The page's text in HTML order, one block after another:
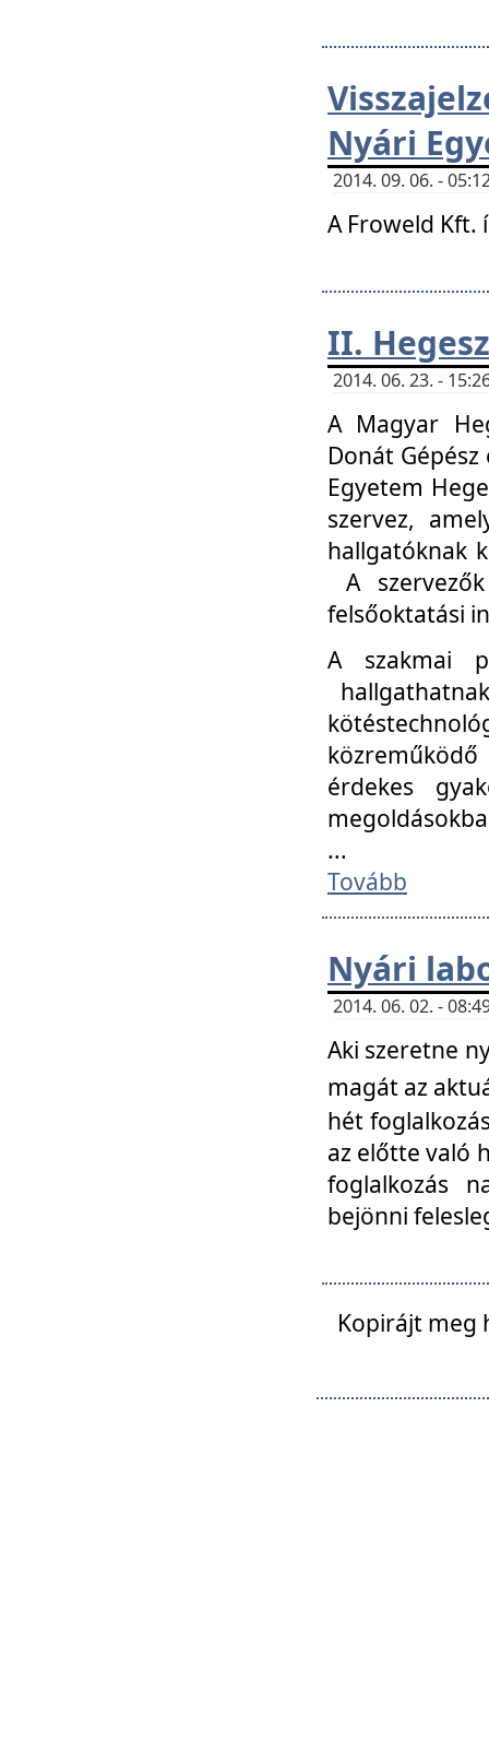
Nyári
2014. 09. 06. -
A Froweld
II.
2014. 06. 23. -
A Magyar
Donát
Egyetem
szervez,
hallgatóknak
A
felsőoktatási
A szakmai
érdekes
...
Tovább
Nyári
2014. 06. 02. -
Aki szeretne
magát az
hét
az előtte való
foglalkozás
bejönni
Kopirájt meg